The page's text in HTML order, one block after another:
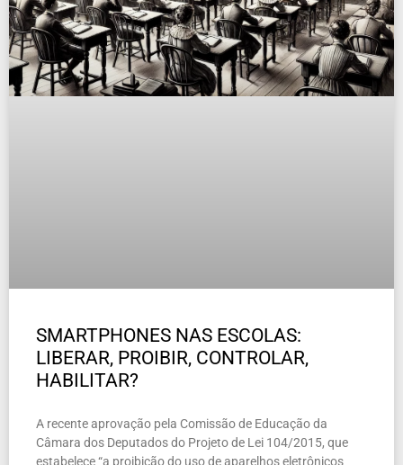
SMARTPHONES NAS ESCOLAS:
LIBERAR, PROIBIR, CONTROLAR,
HABILITAR?
A recente aprovação pela Comissão de Educação da
Câmara dos Deputados do Projeto de Lei 104/2015, que
estabelece “a proibição do uso de aparelhos eletrônicos